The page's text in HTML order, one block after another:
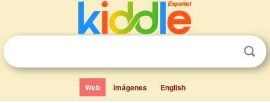
Web Imágenes English